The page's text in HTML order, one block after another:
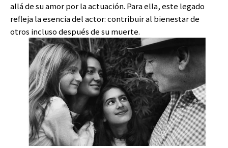
allá de su amor por la actuación. Para ella, este legado
refleja la esencia del actor: contribuir al bienestar de
otros incluso después de su muerte.